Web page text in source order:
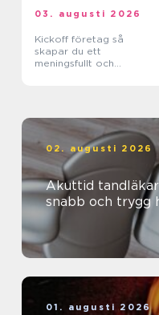
03. augusti 2026
Kickoff företag så
skapar du ett
meningsfullt och
02. augusti 2026
Akuttid tandläkare
snabb och trygg
01. augusti 2026